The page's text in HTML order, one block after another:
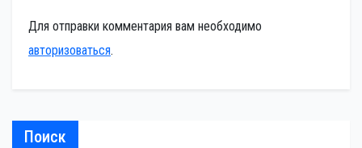
Для отправки комментария вам необходимо
авторизоваться.
Поиск